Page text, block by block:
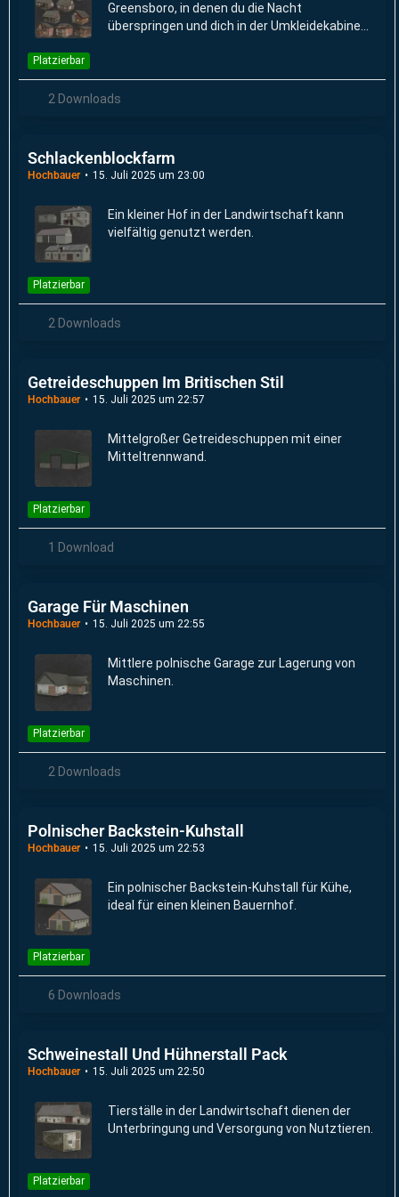
Greensboro, in denen du die Nacht
überspringen und dich in der Umkleidekabine
Platzierbar
2 Downloads
Schlackenblockfarm
Hochbauer 15. Juli 2025 um 23:00
Ein kleiner Hof in der Landwirtschaft kann
vielfältig genutzt werden.
Platzierbar
2 Downloads
Getreideschuppen Im Britischen Stil
Hochbauer 15. Juli 2025 um 22:57
Mittelgroßer Getreideschuppen mit einer
Mitteltrennwand.
Platzierbar
1 Download
Garage Für Maschinen
Hochbauer 15. Juli 2025 um 22:55
Mittlere polnische Garage zur Lagerung von
Maschinen.
Platzierbar
2 Downloads
Polnischer Backstein-Kuhstall
Hochbauer 15. Juli 2025 um 22:53
Ein polnischer Backstein-Kuhstall für Kühe,
ideal für einen kleinen Bauernhof.
Platzierbar
6 Downloads
Schweinestall Und Hühnerstall Pack
Hochbauer 15. Juli 2025 um 22:50
Tierställe in der Landwirtschaft dienen der
Unterbringung und Versorgung von Nutztieren.
Platzierbar